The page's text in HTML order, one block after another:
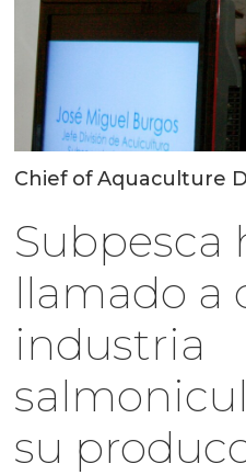
Chief of Aquaculture
Subpesca
llamado a
industria
su